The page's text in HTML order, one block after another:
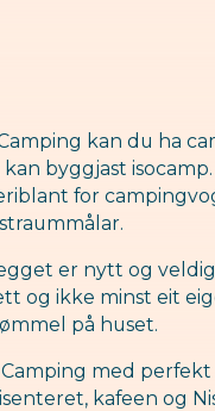
kan du ha
byggjast
for
er nytt og
og ikke minst eit
på huset.
med
kafeen og